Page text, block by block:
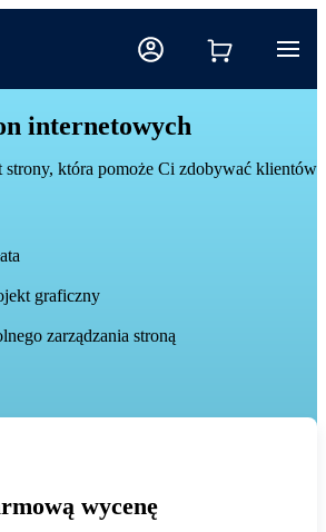
internetowych
która pomoże Ci zdobywać klientów
graficzny
zarządzania stroną
wycenę